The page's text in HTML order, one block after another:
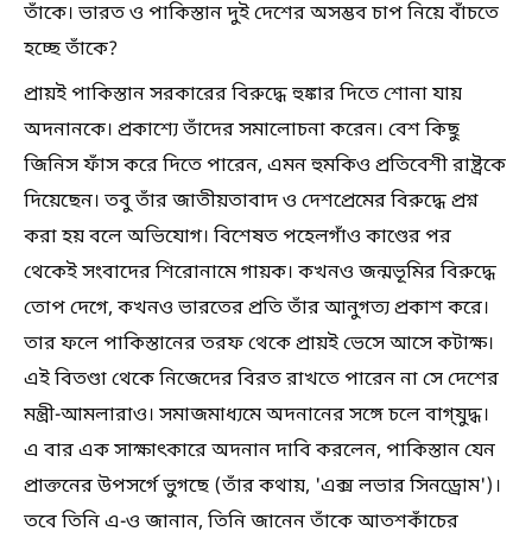
তাঁকে। ভারত ও পাকিস্তান দুই দেশের অসম্ভব চাপ নিয়ে বাঁচতে
হচ্ছে তাঁকে?
প্রায়ই পাকিস্তান সরকারের বিরুদ্ধে হুঙ্কার দিতে শোনা যায়
অদনানকে। প্রকাশ্যে তাঁদের সমালোচনা করেন। বেশ কিছু
জিনিস ফাঁস করে দিতে পারেন, এমন হুমকিও প্রতিবেশী রাষ্ট্রকে
দিয়েছেন। তবু তাঁর জাতীয়তাবাদ ও দেশপ্রেমের বিরুদ্ধে প্রশ্ন
করা হয় বলে অভিযোগ। বিশেষত পহেলগাঁও কাণ্ডের পর
থেকেই সংবাদের শিরোনামে গায়ক। কখনও জন্মভূমির বিরুদ্ধে
তোপ দেগে, কখনও ভারতের প্রতি তাঁর আনুগত্য প্রকাশ করে।
তার ফলে পাকিস্তানের তরফ থেকে প্রায়ই ভেসে আসে কটাক্ষ।
এই বিতণ্ডা থেকে নিজেদের বিরত রাখতে পারেন না সে দেশের
মন্ত্রী-আমলারাও। সমাজমাধ্যমে অদনানের সঙ্গে চলে বাগ্‌যুদ্ধ।
এ বার এক সাক্ষাৎকারে অদনান দাবি করলেন, পাকিস্তান যেন
প্রাক্তনের উপসর্গে ভুগছে (তাঁর কথায়, 'এক্স লভার সিনড্রোম')।
তবে তিনি এ-ও জানান, তিনি জানেন তাঁকে আতশকাঁচের